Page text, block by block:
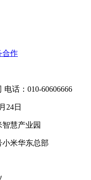
合作
话：010-60606666
24日
慧产业园
米华东总部